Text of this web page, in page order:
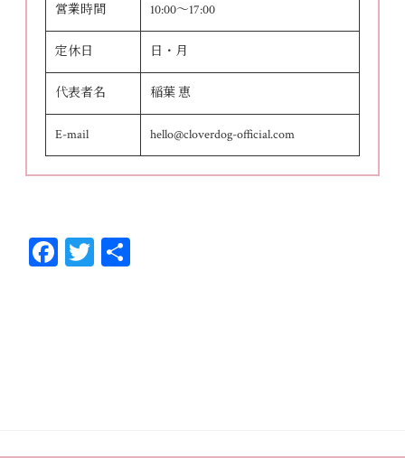
営業時間 10:00～17:00
定休日 日・月
代表者名 稲葉 恵
E-mail hello@cloverdog-official.com
Fa T